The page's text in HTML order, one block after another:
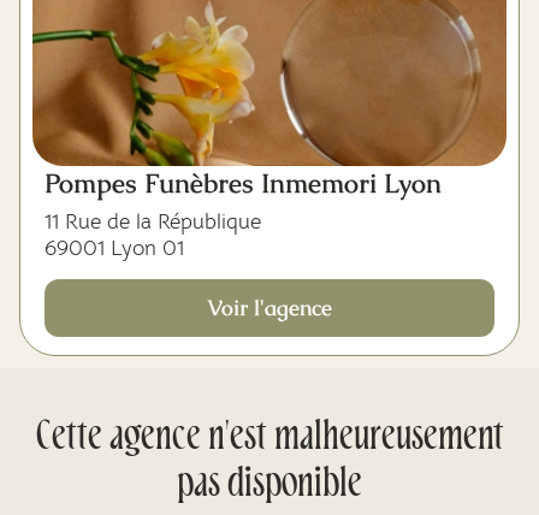
Pompes Funèbres Inmemori Lyon
11 Rue de la République
69001 Lyon 01
Voir l'agence
Cette agence n'est malheureusement
pas disponible